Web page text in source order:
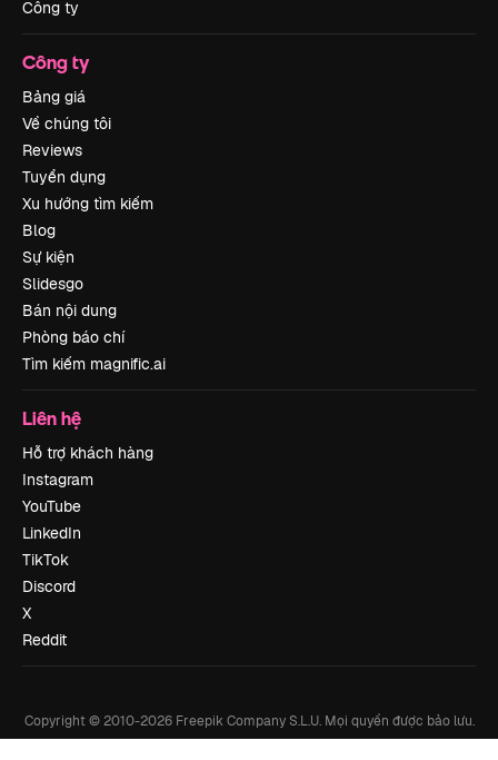
Công ty
Công ty
Bảng giá
Về chúng tôi
Reviews
Tuyển dụng
Xu hướng tìm kiếm
Blog
Sự kiện
Slidesgo
Bán nội dung
Phòng báo chí
Tìm kiếm magnific.ai
Liên hệ
Hỗ trợ khách hàng
Instagram
YouTube
LinkedIn
TikTok
Discord
X
Reddit
Copyright © 2010-2026Freepik Company S.L.U. Mọi quyền được bảo lưu.